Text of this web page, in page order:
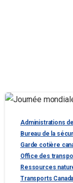
Administrations
Bureau de la
Garde cotière
Office des
Ressources
Transports Canada